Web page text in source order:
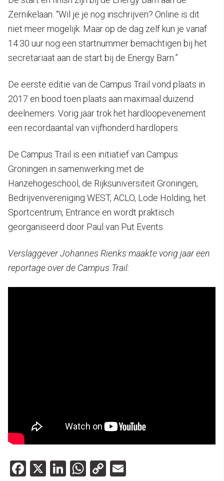
Zernikelaan. “Wil je je nog inschrijven? Online is dit
niet meer mogelijk. Maar op de dag zelf kun je vanaf
14.30 uur nog een startnummer bemachtigen bij het
secretariaat aan de start bij de Energy Barn.”
De eerste editie van de Campus Trail vond plaats in
2017 en bood toen plaats aan maximaal duizend
deelnemers. Vorig jaar trok het hardloopevenement
een recordaantal van vijfhonderd hardlopers.
De Campus Trail is een initiatief van Campus
Groningen in samenwerking met de
Hanzehogeschool, de Rijksuniversiteit Groningen,
Bedrijvenvereniging WEST, ACLO, Lode Holding, het
Sportcentrum, Entrance en wordt praktisch
georganiseerd door Paul van Put Events.
Verslaggever Johannes Rienks maakte vorig jaar een
reportage over de Campus Trail:
Facebook
X LinkedIn
WhatsApp
Copy